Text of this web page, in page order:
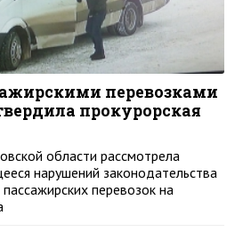
перевозками
прокурорская
области рассмотрела
нарушений законодательства
перевозок на